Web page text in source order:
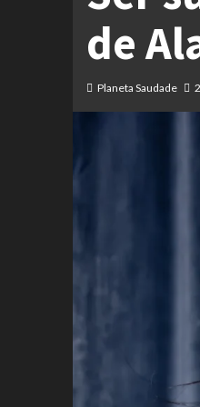
de
Planeta Saudade